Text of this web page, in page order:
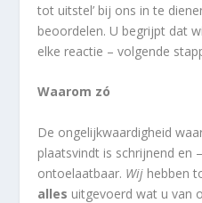
tot uitstel’ bij ons in te
beoordelen. U begrijpt dat
elke reactie – volgende
Waarom zó
De ongelijkwaardigheid
plaatsvindt is schrijnend en
ontoelaatbaar. Wij hebben
alles uitgevoerd wat u van